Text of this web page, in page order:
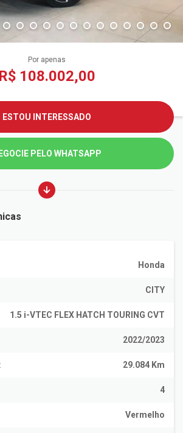
Por apenas
R$ 108.002,00
ESTOU INTERESSADO
PELO WHATSAPP
Honda
CITY
1.5 i-VTEC FLEX HATCH TOURING CVT
2022/2023
29.084 Km
4
Vermelho